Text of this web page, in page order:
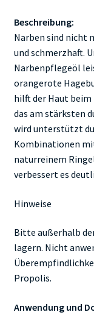
Beschreibung:
Narben sind nicht
und schmerzhaft.
Narbenpflegeöl
orangerote
hilft der Haut
das am stärksten
wird unterstützt
Kombinationen
naturreinem
verbessert es
Hinweise
Bitte außerhalb
lagern. Nicht
Propolis.
Anwendung und